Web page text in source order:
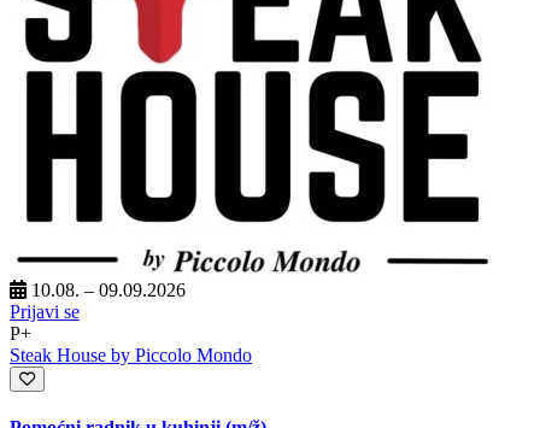
10.08. – 09.09.2026
Prijavi se
P+
Steak House by Piccolo Mondo